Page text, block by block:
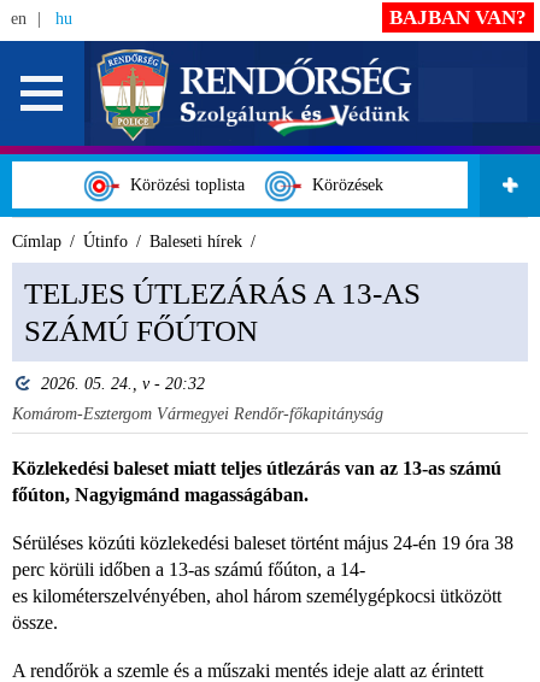
en hu
Körözési toplista Körözések
BAJBAN VAN?
Címlap Útinfo Baleseti hírek
TELJES ÚTLEZÁRÁS A 13-AS
SZÁMÚ FŐÚTON
2026. 05. 24., v - 20:32
Komárom-Esztergom Vármegyei Rendőr-főkapitányság
Közlekedési baleset miatt teljes útlezárás van az 13-as számú
főúton, Nagyigmánd magasságában.
Sérüléses közúti közlekedési baleset történt május 24-én 19 óra 38
perc körüli időben a 13-as számú főúton, a 14-
es kilométerszelvényében, ahol három személygépkocsi ütközött
össze.
A rendőrök a szemle és a műszaki mentés ideje alatt az érintett